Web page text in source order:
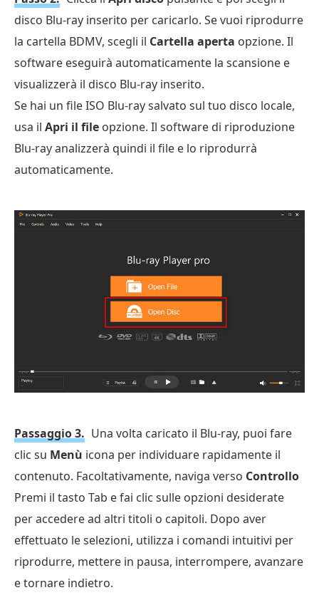
disco Blu-ray inserito per caricarlo. Se vuoi riprodurre
la cartella BDMV, scegli il Cartella aperta opzione. Il
software eseguirà automaticamente la scansione e
visualizzerà il disco Blu-ray inserito.
Se hai un file ISO Blu-ray salvato sul tuo disco locale,
usa il Apri il file opzione. Il software di riproduzione
Blu-ray analizzerà quindi il file e lo riprodurrà
automaticamente.
Passaggio 3. Una volta caricato il Blu-ray, puoi fare
clic su Menù icona per individuare rapidamente il
contenuto. Facoltativamente, naviga verso Controllo
Premi il tasto Tab e fai clic sulle opzioni desiderate
per accedere ad altri titoli o capitoli. Dopo aver
effettuato le selezioni, utilizza i comandi intuitivi per
riprodurre, mettere in pausa, interrompere, avanzare
e tornare indietro.